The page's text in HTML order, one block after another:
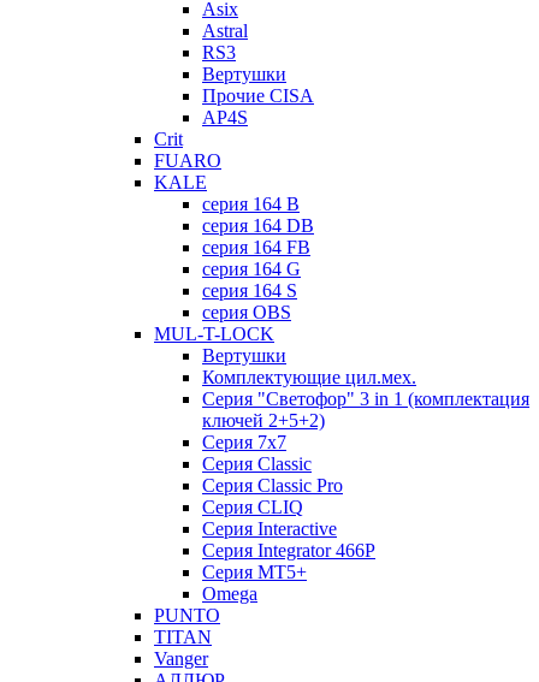
Asix
Astral
RS3
Вертушки
Прочие CISA
AP4S
Crit
FUARO
KALE
серия 164 B
серия 164 DB
серия 164 FB
серия 164 G
серия 164 S
серия OBS
MUL-T-LOCK
Вертушки
Комплектующие цил.мех.
Серия "Светофор" 3 in 1 (комплектация
ключей 2+5+2)
Серия 7х7
Серия Classic
Серия Classic Pro
Серия CLIQ
Серия Interactive
Серия Integrator 466P
Серия MT5+
Omega
PUNTO
TITAN
Vanger